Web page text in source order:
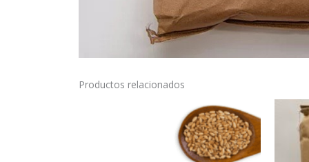
Productos relacionados